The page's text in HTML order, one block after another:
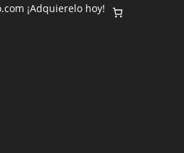
¡Adquierelo hoy!